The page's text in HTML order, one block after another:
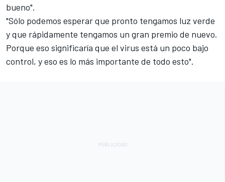
bueno".
"Sólo podemos esperar que pronto tengamos luz verde
y que rápidamente tengamos un gran premio de nuevo.
Porque eso significaría que el virus está un poco bajo
control, y eso es lo más importante de todo esto".